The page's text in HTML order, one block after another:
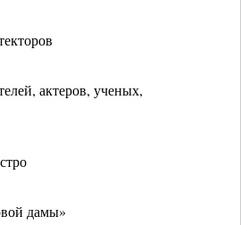
актеров, ученых,
дамы»